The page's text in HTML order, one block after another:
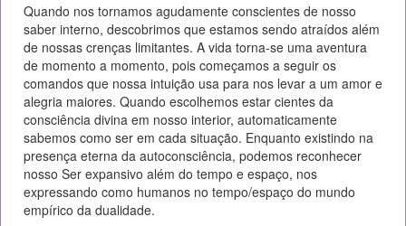
Quando nos tornamos agudamente conscientes de nosso
saber interno, descobrimos que estamos sendo atraídos além
de nossas crenças limitantes. A vida torna-se uma aventura
de momento a momento, pois começamos a seguir os
comandos que nossa intuição usa para nos levar a um amor e
alegria maiores. Quando escolhemos estar cientes da
consciência divina em nosso interior, automaticamente
sabemos como ser em cada situação. Enquanto existindo na
presença eterna da autoconsciência, podemos reconhecer
nosso Ser expansivo além do tempo e espaço, nos
expressando como humanos no tempo/espaço do mundo
empírico da dualidade.